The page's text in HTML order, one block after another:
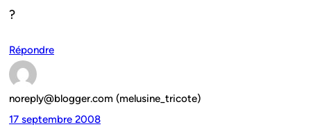
?
Répondre
noreply@blogger.com (melusine_tricote)
17 septembre 2008